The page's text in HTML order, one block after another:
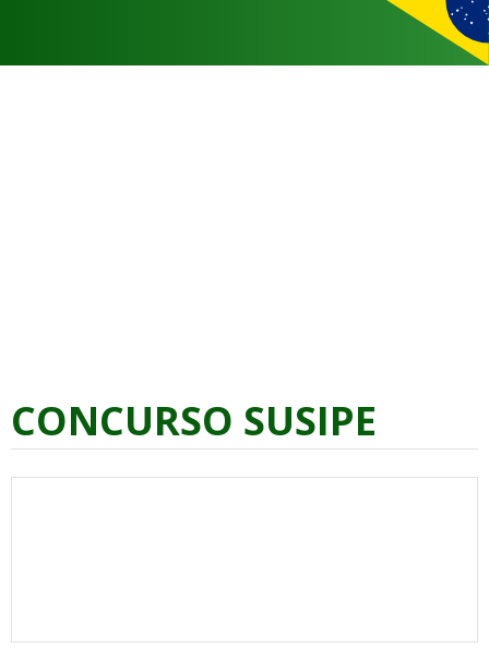
CONCURSO SUSIPE